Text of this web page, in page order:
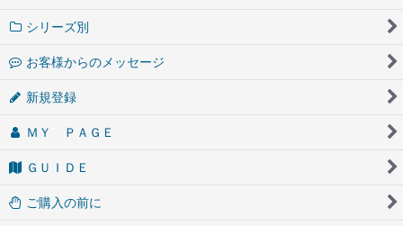
シリーズ別
お客様からのメッセージ
新規登録
ＭＹ ＰＡＧＥ
ＧＵＩＤＥ
ご購入の前に